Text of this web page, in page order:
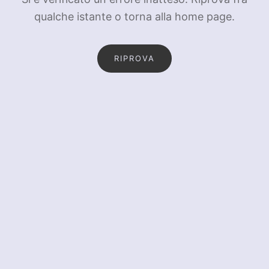
qualche istante o torna alla home page.
RIPROVA